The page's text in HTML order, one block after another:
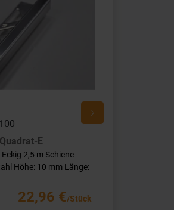
Quadrat-E
2,5 m Schiene
Höhe: 10 mm Länge:
22,96 €/Stück